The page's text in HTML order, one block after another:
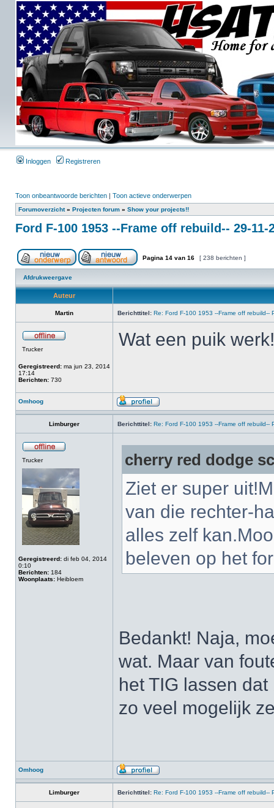
Inloggen Registreren
Toon onbeantwoorde berichten | Toon actieve onderwerpen
Forumoverzicht» Projecten forum » Show your projects!!
Ford F-100 1953 --Frame off rebuild-- 29-11-
Pagina 14 van 16 [ 238 berichten ]
Afdrukweergave
Auteur
Martin Berichttitel: Re: Ford F-100 1953 --Frame off rebuild--
Trucker
Geregistreerd: ma jun 23, 2014
17:14
Berichten: 730
Wat een puik
Omhoog
Limburger Berichttitel: Re: Ford F-100 1953 --Frame off rebuild--
Trucker
Geregistreerd: di feb 04, 2014
0:10
Berichten: 184
Woonplaats: Heibloem
cherry red dodge
Ziet er super
van die rechter-
alles zelf
beleven op het
Bedankt! Naja,
wat. Maar van
het TIG lassen
zo veel mogelijk
Omhoog
Limburger Berichttitel: Re: Ford F-100 1953 --Frame off rebuild--